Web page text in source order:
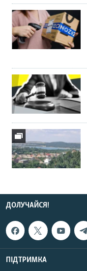
ДОЛУЧАЙСЯ!
ПІДТРИМКА